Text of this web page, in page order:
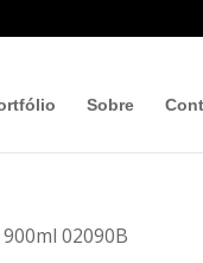
Sobre
02090B